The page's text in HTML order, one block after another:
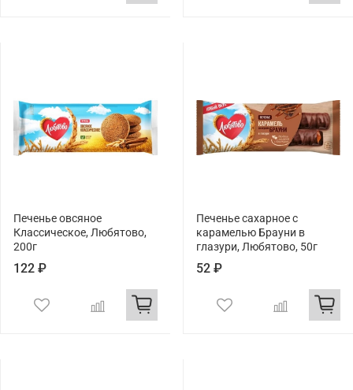
Печенье овсяное
Классическое, Любятово,
200г
122 ₽
Печенье сахарное с
карамелью Брауни в
глазури, Любятово, 50г
52 ₽